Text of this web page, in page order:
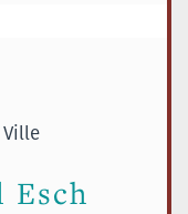
Esch